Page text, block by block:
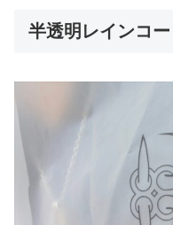
半透明レインコ